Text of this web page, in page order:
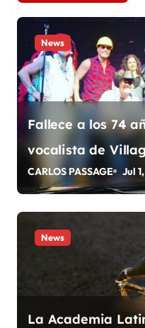
a
c
i
ó
n
d
n
News
Fallece a los 74
vocalista de
CARLOS PASSAGE Jul
News
La Academia